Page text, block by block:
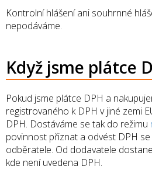
Kontrolní hlášení ani souhrnné
nepodáváme.
Když jsme plátce
Pokud jsme plátce DPH a
registrovaného k DPH v jiné zemi
DPH. Dostáváme se tak do režimu
povinnost přiznat a odvést DPH
odběratele. Od dodavatele
kde není uvedena DPH.